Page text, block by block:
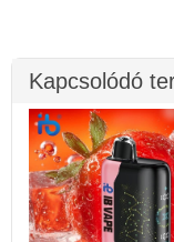
Kapcsolódó